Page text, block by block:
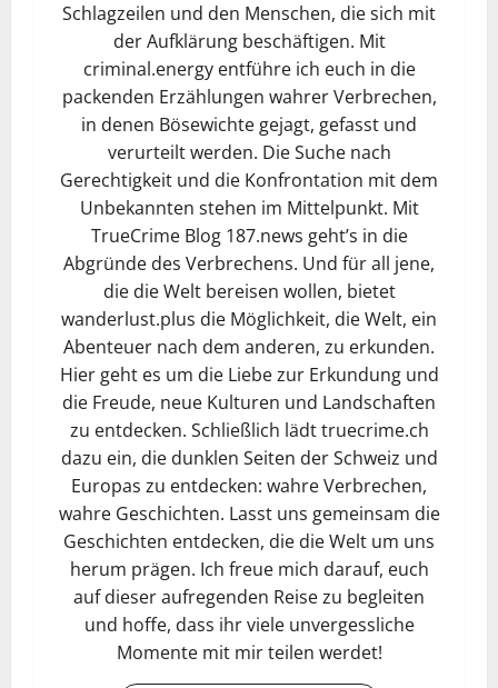
Schlagzeilen und den Menschen, die sich mit
der Aufklärung beschäftigen. Mit
criminal.energy entführe ich euch in die
packenden Erzählungen wahrer Verbrechen,
in denen Bösewichte gejagt, gefasst und
verurteilt werden. Die Suche nach
Gerechtigkeit und die Konfrontation mit dem
Unbekannten stehen im Mittelpunkt. Mit
TrueCrime Blog 187.news geht’s in die
Abgründe des Verbrechens. Und für all jene,
die die Welt bereisen wollen, bietet
wanderlust.plus die Möglichkeit, die Welt, ein
Abenteuer nach dem anderen, zu erkunden.
Hier geht es um die Liebe zur Erkundung und
die Freude, neue Kulturen und Landschaften
zu entdecken. Schließlich lädt truecrime.ch
dazu ein, die dunklen Seiten der Schweiz und
Europas zu entdecken: wahre Verbrechen,
wahre Geschichten. Lasst uns gemeinsam die
Geschichten entdecken, die die Welt um uns
herum prägen. Ich freue mich darauf, euch
auf dieser aufregenden Reise zu begleiten
und hoffe, dass ihr viele unvergessliche
Momente mit mir teilen werdet!